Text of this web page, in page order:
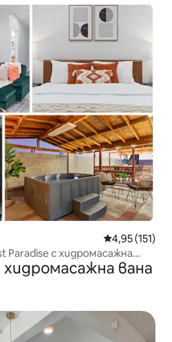
Средна
4,95 (151)
с хидромасажна
вана